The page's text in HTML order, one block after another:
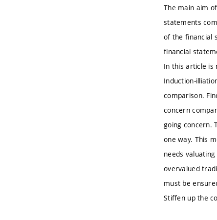
The main aim
statements
of the financial
financial
In this article is
Induction-
comparison.
concern
going concern.
one way. This
needs
overvalued
must be
Stiffen up the